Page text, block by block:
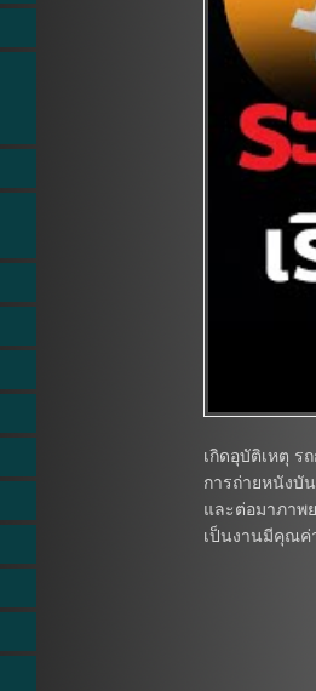
เกิดอุบัติเหตุ ร
การถ่ายหนังบั
และต่อมาภาพ
เป็นงานมีคุณค่